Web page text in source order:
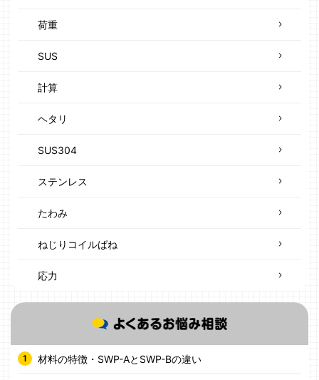
荷重
SUS
計算
ヘタリ
SUS304
ステンレス
たわみ
ねじりコイルばね
応力
材料の特徴・SWP-AとSWP-Bの違い